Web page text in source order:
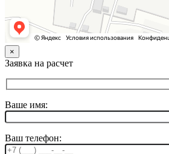
×
Заявка на расчет
Ваше имя:
Ваш телефон: